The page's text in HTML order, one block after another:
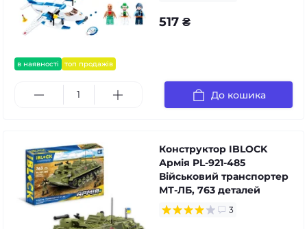
в наявності топ продажів
517 ₴
До кошика
Конструктор IBLOCK
Армія PL-921-485
Військовий транспортер
МТ-ЛБ, 763 деталей
3